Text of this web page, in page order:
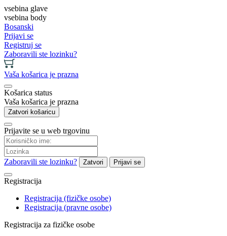
vsebina glave
vsebina body
Bosanski
Prijavi se
Registruj se
Zaboravili ste lozinku?
Vaša košarica je prazna
Košarica status
Vaša košarica je prazna
Zatvori košaricu
Prijavite se u web trgovinu
Zaboravili ste lozinku? Zatvori Prijavi se
Registracija
Registracija (fizičke osobe)
Registracija (pravne osobe)
Registracija za fizičke osobe